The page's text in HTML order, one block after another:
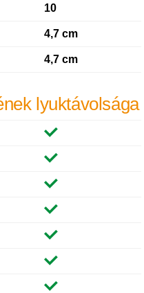
10
4,7 cm
4,7 cm
lyuktávolsága